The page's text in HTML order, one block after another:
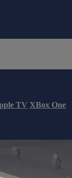
TV XBox One